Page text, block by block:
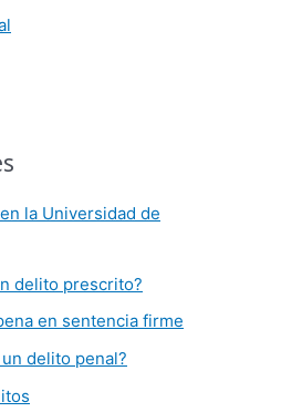
la Universidad de
delito prescrito?
en sentencia firme
delito penal?